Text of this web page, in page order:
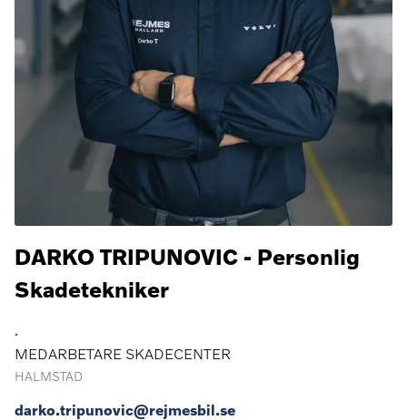
DARKO TRIPUNOVIC - Personlig
Skadetekniker
.
MEDARBETARE SKADECENTER
HALMSTAD
darko.tripunovic@rejmesbil.se